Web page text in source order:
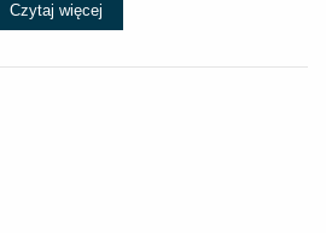
Czytaj więcej